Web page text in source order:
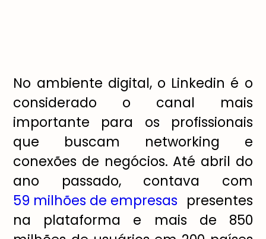
No ambiente digital, o Linkedin é o
considerado o canal mais
importante para os profissionais
que buscam networking e
conexões de negócios. Até abril do
ano passado, contava com
59 milhões de empresas presentes
na plataforma e mais de 850